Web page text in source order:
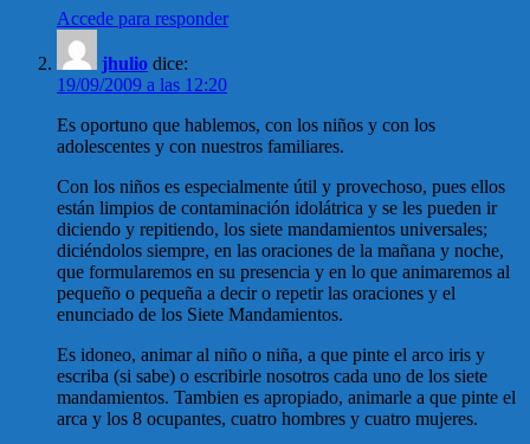
Accede para responder
jhulio dice:
19/09/2009 a las 12:20
Es oportuno que hablemos, con los niños y con los
adolescentes y con nuestros familiares.
Con los niños es especialmente útil y provechoso, pues ellos
están limpios de contaminación idolátrica y se les pueden ir
diciendo y repitiendo, los siete mandamientos universales;
diciéndolos siempre, en las oraciones de la mañana y noche,
que formularemos en su presencia y en lo que animaremos al
pequeño o pequeña a decir o repetir las oraciones y el
enunciado de los Siete Mandamientos.
Es idoneo, animar al niño o niña, a que pinte el arco iris y
escriba (si sabe) o escribirle nosotros cada uno de los siete
mandamientos. Tambien es apropiado, animarle a que pinte el
arca y los 8 ocupantes, cuatro hombres y cuatro mujeres.